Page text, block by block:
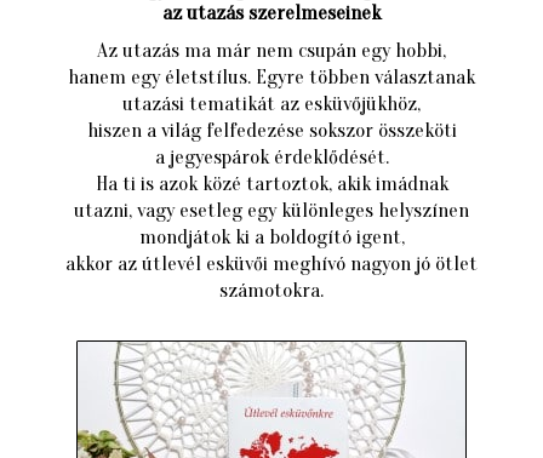
az utazás szerelmeseinek
Az utazás ma már nem csupán egy hobbi,
hanem egy életstílus. Egyre többen választanak
utazási tematikát az esküvőjükhöz,
hiszen a világ felfedezése sokszor összeköti
a jegyespárok érdeklődését.
Ha ti is azok közé tartoztok, akik imádnak
utazni, vagy esetleg egy különleges helyszínen
mondjátok ki a boldogító igent,
akkor az útlevél esküvői meghívó nagyon jó ötlet
számotokra.